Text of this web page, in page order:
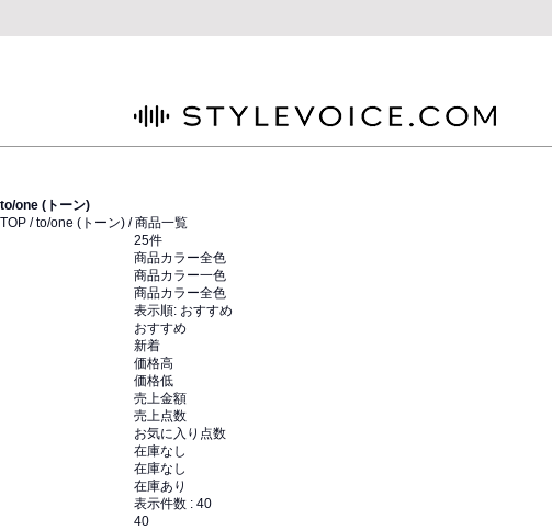
to/one (トーン)
TOP /to/one (トーン) / 商品一覧
25件
商品カラー全色
商品カラー一色
商品カラー全色
表示順: おすすめ
おすすめ
新着
価格高
価格低
売上金額
売上点数
お気に入り点数
在庫なし
在庫なし
在庫あり
表示件数 : 40
40